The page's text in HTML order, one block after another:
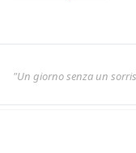
"Un giorno senza un